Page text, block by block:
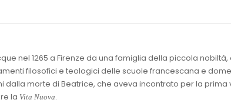
nel 1265 a Firenze da una famiglia della piccola
filosofici e teologici delle scuole francescana e
dalla morte di Beatrice, che aveva incontrato per la prima
la Vita Nuova.